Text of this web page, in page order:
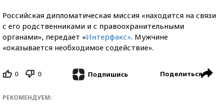
Российская дипломатическая миссия «находится на связи
с его родственниками и с правоохранительными
органами», передает «Интерфакс». Мужчине
«оказывается необходимое содействие».
0 0 Подпишись Поделиться
РЕКОМЕНДУЕМ: